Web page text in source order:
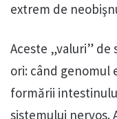
extrem de
Aceste „valuri”
ori: când genomul
formării
sistemului nervos.